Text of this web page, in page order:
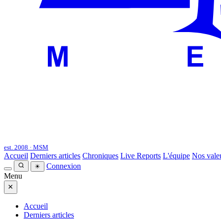
est. 2008 · MSM
Accueil Derniers articles Chroniques Live Reports L'équipe Nos
☀
Connexion
Menu
×
Accueil
Derniers articles